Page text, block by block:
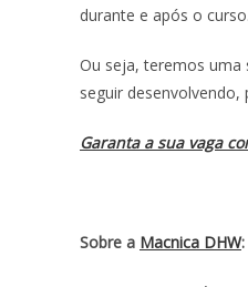
durante e após o curso.
Ou seja, teremos uma
seguir desenvolvendo,
Garanta a sua vaga
Sobre a Macnica DHW: